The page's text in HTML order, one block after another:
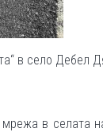
в село Дебел
мрежа в селата